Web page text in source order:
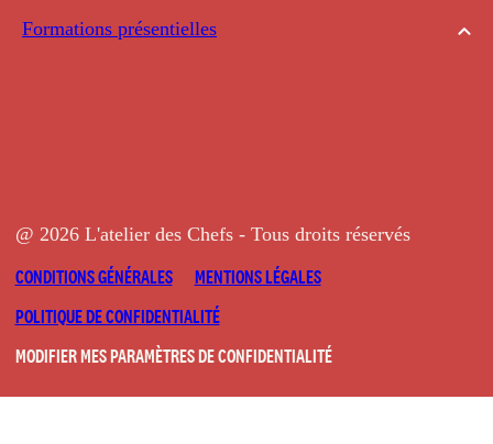
Formations présentielles
@ 2026 L'atelier des Chefs - Tous droits réservés
CONDITIONS GÉNÉRALES
MENTIONS LÉGALES
POLITIQUE DE CONFIDENTIALITÉ
MODIFIER MES PARAMÈTRES DE CONFIDENTIALITÉ